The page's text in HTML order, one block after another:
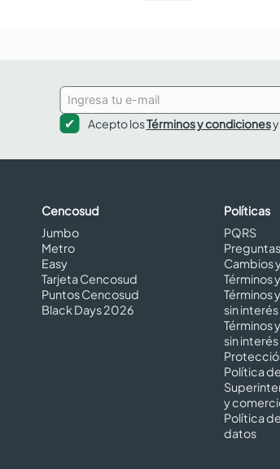
Acepto losTérminos y condicionesy
Cencosud
Jumbo
Metro
Easy
Tarjeta Cencosud
Puntos Cencosud
Black Days 2026
Políticas
PQRS
Cambios
Términos
Términos
sin
Términos
sin
Política
y
Política
datos